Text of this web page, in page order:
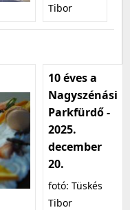
Tibor
10 éves a
Nagyszénási
Parkfürdő -
2025.
december
20.
fotó: Tüskés
Tibor